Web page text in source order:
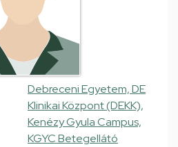
Debreceni Egyetem, DE
Klinikai Központ (DEKK),
Kenézy Gyula Campus,
KGYC Betegellátó